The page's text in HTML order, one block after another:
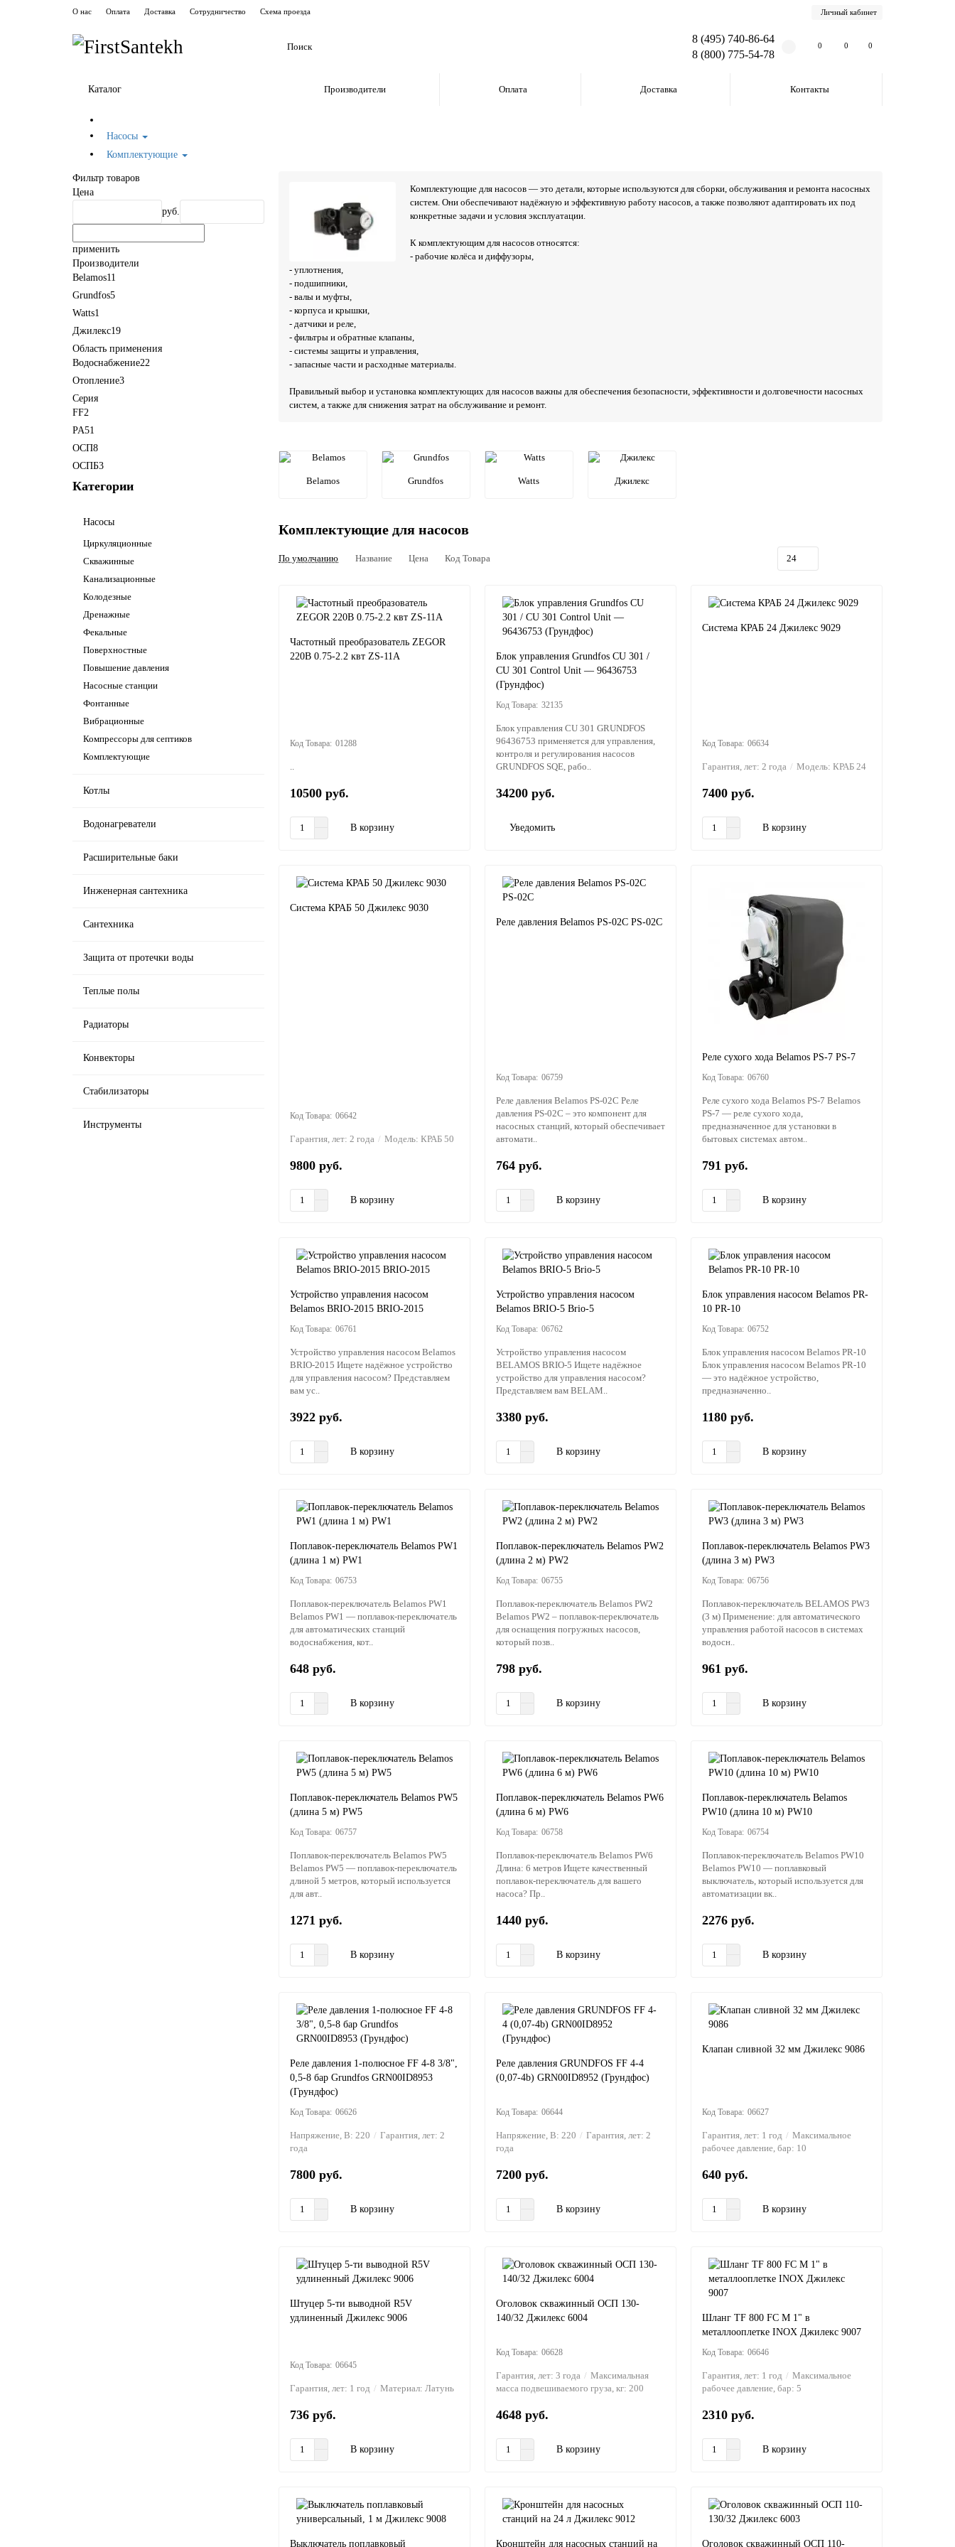
О нас Оплата Доставка Сотрудничество Схема проезда Личный кабинет
8 (495) 740-86-64
8 (800) 775-54-78
0 0 0
Каталог Производители Оплата Доставка Контакты
Насосы
Комплектующие
Фильтр товаров
Цена
руб.
применить
Производители
Belamos11
Grundfos5
Watts1
Джилекс19
Область применения
Водоснабжение22
Отопление3
Серия
FF2
PA51
ОСП8
ОСПБ3
Категории
Насосы
Циркуляционные
Скважинные
Канализационные
Колодезные
Дренажные
Фекальные
Поверхностные
Повышение давления
Насосные станции
Фонтанные
Вибрационные
Компрессоры для септиков
Комплектующие
Котлы
Водонагреватели
Расширительные баки
Инженерная сантехника
Сантехника
Защита от протечки воды
Теплые полы
Радиаторы
Конвекторы
Стабилизаторы
Инструменты
Комплектующие для насосов — это детали, которые используются для сборки, обслуживания и ремонта насосных
систем. Они обеспечивают надёжную и эффективную работу насосов, а также позволяют адаптировать их под
конкретные задачи и условия эксплуатации.
К комплектующим для насосов относятся:
- рабочие колёса и диффузоры,
- уплотнения,
- подшипники,
- валы и муфты,
- корпуса и крышки,
- датчики и реле,
- фильтры и обратные клапаны,
- системы защиты и управления,
- запасные части и расходные материалы.
Правильный выбор и установка комплектующих для насосов важны для обеспечения безопасности, эффективности и долговечности насосных
систем, а также для снижения затрат на обслуживание и ремонт.
Belamos Grundfos Watts Джилекс
Комплектующие для насосов
По умолчанию Название Цена Код Товара
Частотный преобразователь ZEGOR
220В 0.75-2.2 квт ZS-11A
01288
..
10500 руб.
В корзину
Блок управления Grundfos CU 301 /
CU 301 Control Unit — 96436753
(Грундфос)
32135
Блок управления CU 301 GRUNDFOS
96436753 применяется для управления,
контроля и регулирования насосов
GRUNDFOS SQE, рабо..
34200 руб.
Уведомить
Система КРАБ 24 Джилекс 9029
06634
Гарантия, лет: 2 года Модель: КРАБ 24
7400 руб.
В корзину
Система КРАБ 50 Джилекс 9030
06642
Гарантия, лет: 2 года Модель: КРАБ 50
9800 руб.
В корзину
Реле давления Belamos PS-02C PS-02C
06759
Реле давления Belamos PS-02C Реле
давления PS-02C – это компонент для
насосных станций, который обеспечивает
автомати..
764 руб.
В корзину
Реле сухого хода Belamos PS-7 PS-7
06760
Реле сухого хода Belamos PS-7 Belamos
PS-7 — реле сухого хода,
предназначенное для установки в
бытовых системах автом..
791 руб.
В корзину
Устройство управления насосом
Belamos BRIO-2015 BRIO-2015
06761
Устройство управления насосом Belamos
BRIO-2015 Ищете надёжное устройство
для управления насосом? Представляем
вам ус..
3922 руб.
В корзину
Устройство управления насосом
Belamos BRIO-5 Brio-5
06762
Устройство управления насосом
BELAMOS BRIO-5 Ищете надёжное
устройство для управления насосом?
Представляем вам BELAM..
3380 руб.
В корзину
Блок управления насосом Belamos PR-
10 PR-10
06752
Блок управления насосом Belamos PR-10
Блок управления насосом Belamos PR-10
— это надёжное устройство,
предназначенно..
1180 руб.
В корзину
Поплавок-переключатель Belamos PW1
(длина 1 м) PW1
06753
Поплавок-переключатель Belamos PW1
Belamos PW1 — поплавок-переключатель
для автоматических станций
водоснабжения, кот..
648 руб.
В корзину
Поплавок-переключатель Belamos PW2
(длина 2 м) PW2
06755
Поплавок-переключатель Belamos PW2
Belamos PW2 – поплавок-переключатель
для оснащения погружных насосов,
который позв..
798 руб.
В корзину
Поплавок-переключатель Belamos PW3
(длина 3 м) PW3
06756
Поплавок-переключатель BELAMOS PW3
(3 м) Применение: для автоматического
управления работой насосов в системах
водосн..
961 руб.
В корзину
Поплавок-переключатель Belamos PW5
(длина 5 м) PW5
06757
Поплавок-переключатель Belamos PW5
Belamos PW5 — поплавок-переключатель
длиной 5 метров, который используется
для авт..
1271 руб.
В корзину
Поплавок-переключатель Belamos PW6
(длина 6 м) PW6
06758
Поплавок-переключатель Belamos PW6
Длина: 6 метров Ищете качественный
поплавок-переключатель для вашего
насоса? Пр..
1440 руб.
В корзину
Поплавок-переключатель Belamos
PW10 (длина 10 м) PW10
06754
Поплавок-переключатель Belamos PW10
Belamos PW10 — поплавковый
выключатель, который используется для
автоматизации вк..
2276 руб.
В корзину
Реле давления 1-полюсное FF 4-8 3/8",
0,5-8 бар Grundfos GRN00ID8953
(Грундфос)
06626
Напряжение, В: 220 Гарантия, лет: 2
года
7800 руб.
В корзину
Реле давления GRUNDFOS FF 4-4
(0,07-4b) GRN00ID8952 (Грундфос)
06644
Напряжение, В: 220 Гарантия, лет: 2
года
7200 руб.
В корзину
Клапан сливной 32 мм Джилекс 9086
06627
Гарантия, лет: 1 год
Максимальное
рабочее давление, бар: 10
640 руб.
В корзину
Штуцер 5-ти выводной R5V
удлиненный Джилекс 9006
06645
Гарантия, лет: 1 год Материал: Латунь
736 руб.
В корзину
Оголовок скважинный ОСП 130-
140/32 Джилекс 6004
06628
Гарантия, лет: 3 года
Максимальная
масса подвешиваемого груза, кг: 200
4648 руб.
В корзину
Шланг TF 800 FC M 1" в
металлооплетке INOX Джилекс 9007
06646
Гарантия, лет: 1 год
Максимальное
рабочее давление, бар: 5
2310 руб.
В корзину
Выключатель поплавковый Кронштейн для насосных станций на Оголовок скважинный ОСП 110-